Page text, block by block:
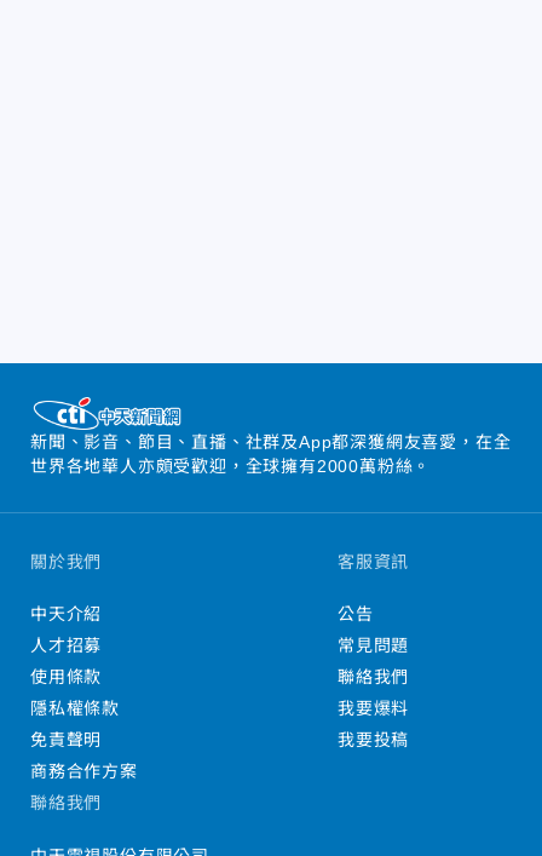
新聞、影音、節目、直播、社群及App都深獲網友喜愛，在全
世界各地華人亦頗受歡迎，全球擁有2000萬粉絲。
關於我們
中天介紹
人才招募
使用條款
隱私權條款
免責聲明
商務合作方案
客服資訊
公告
常見問題
聯絡我們
我要爆料
我要投稿
聯絡我們